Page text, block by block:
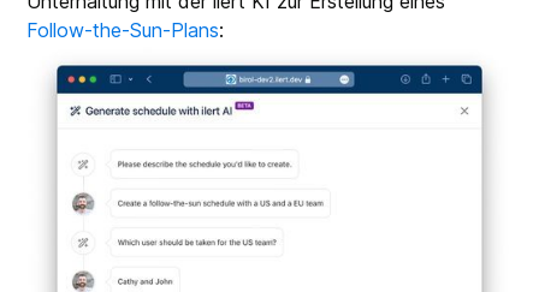
Follow-the-Sun-Plans: